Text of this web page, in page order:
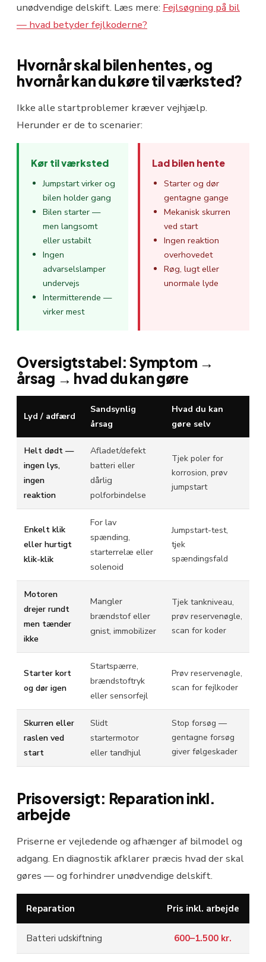
unødvendige delskift. Læs mere: Fejlsøgning på bil
— hvad betyder fejlkoderne?
Hvornår skal bilen hentes, og
hvornår kan du køre til værksted?
Ikke alle startproblemer kræver vejhjælp.
Herunder er de to scenarier:
Kør til værksted
Jumpstart virker og
bilen holder gang
Bilen starter —
men langsomt
eller ustabilt
Ingen
advarselslamper
undervejs
Intermitterende —
virker mest
Lad bilen hente
Starter og dør
gentagne gange
Mekanisk skurren
ved start
Ingen reaktion
overhovedet
Røg, lugt eller
unormale lyde
Oversigtstabel: Symptom →
årsag → hvad du kan gøre
Lyd / adfærd
Sandsynlig
årsag
Hvad du kan
gøre selv
Helt dødt —
ingen lys,
ingen
reaktion
Afladet/defekt
batteri eller
dårlig
polforbindelse
Tjek poler for
korrosion, prøv
jumpstart
Enkelt klik
eller hurtigt
klik-klik
For lav
spænding,
starterrelæ eller
solenoid
Jumpstart-test,
tjek
spændingsfald
Motoren
drejer rundt
men tænder
ikke
Mangler
brændstof eller
gnist, immobilizer
Tjek tankniveau,
prøv reservenøgle,
scan for koder
Starter kort
og dør igen
Startspærre,
brændstoftryk
eller sensorfejl
Prøv reservenøgle,
scan for fejlkoder
Skurren eller
raslen ved
start
Slidt
startermotor
eller tandhjul
Stop forsøg —
gentagne forsøg
giver følgeskader
Prisoversigt: Reparation inkl.
arbejde
Priserne er vejledende og afhænger af bilmodel og
adgang. En diagnostik afklarer præcis hvad der skal
gøres — og forhindrer unødvendige delskift.
Reparation Pris inkl. arbejde
Batteri udskiftning 600–1.500 kr.